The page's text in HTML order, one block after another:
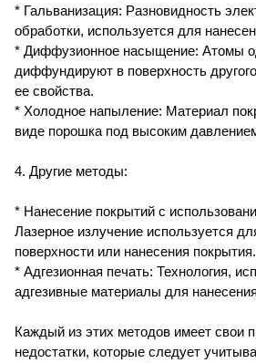
* Гальванизация: Разновидность
обработки, используется для
* Диффузионное насыщение: Атомы
диффундируют в поверхность
ее свойства.
* Холодное напыление: Материал
виде порошка под высоким
4. Другие методы:
* Нанесение покрытий с
Лазерное излучение используется
поверхности или нанесения покрытия.
* Адгезионная печать: Технология,
адгезивные материалы для
Каждый из этих методов имеет свои
недостатки, которые следует